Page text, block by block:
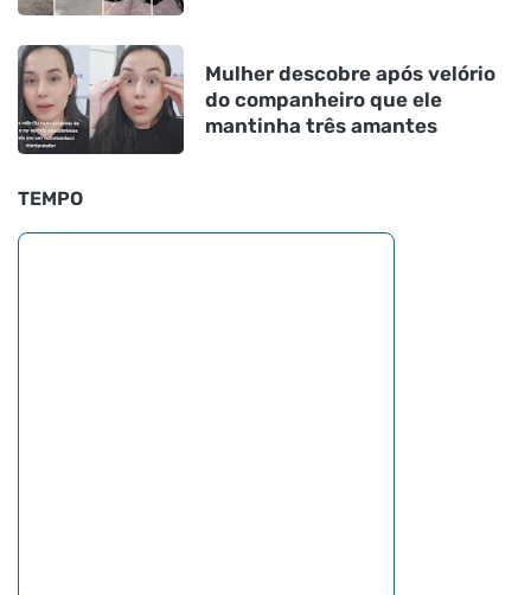
Mulher descobre após velório
do companheiro que ele
mantinha três amantes
TEMPO